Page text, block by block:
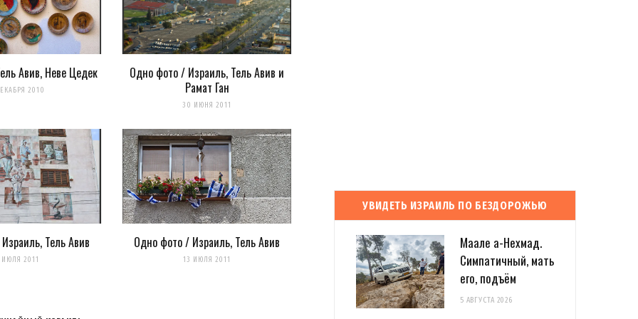
последующих моих комментариев.
Авив, Неве Цедек
2010
Одно фото / Израиль, Тель Авив и
Рамат Ган
30 ИЮНЯ 2011
Тель Авив
ИЮЛЯ 2011
Одно фото / Израиль, Тель Авив
13 ИЮЛЯ 2011
УВИДЕТЬ ИЗРАИЛЬ ПО БЕЗДОРОЖЬЮ
Маале а-Нехмад.
Симпатичный, мать
его, подъём
5 АВГУСТА 2026